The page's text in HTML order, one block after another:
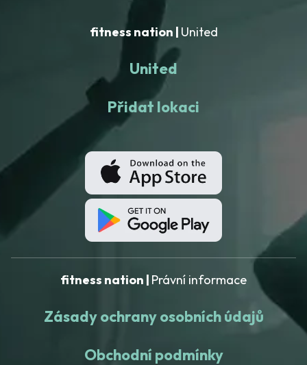
fitness nation | United
United
Přidat lokaci
fitness nation | Právní informace
Zásady ochrany osobních údajů
Obchodní podmínky